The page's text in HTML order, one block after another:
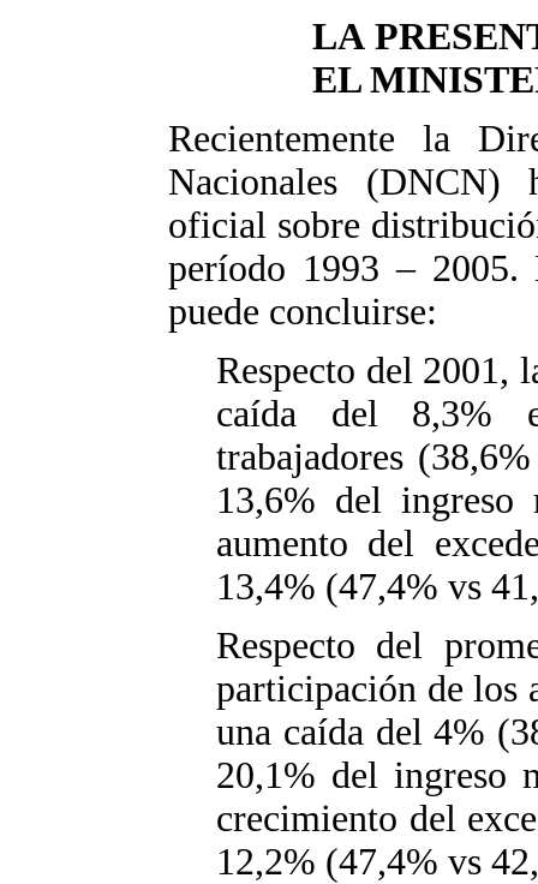
LA
EL
Recientemente la
Nacionales (DNCN)
oficial sobre
período 1993 – 2005.
puede concluirse:
Respecto del 2001,
caída del 8,3%
trabajadores
13,6% del
aumento del
13,4% (47,4% vs
Respecto del
participación de los
una caída del 4%
20,1% del ingreso
crecimiento del
12,2% (47,4% vs